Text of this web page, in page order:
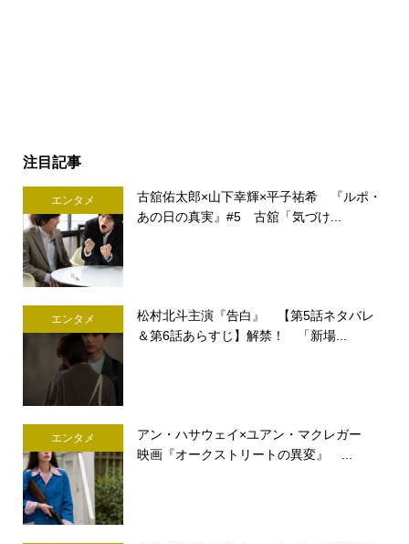
注目記事
エンタメ
古舘佑太郎×山下幸輝×平子祐希 『ルポ・
あの日の真実』#5 古舘「気づけ...
エンタメ
松村北斗主演『告白』 【第5話ネタバレ
＆第6話あらすじ】解禁！ 「新場...
エンタメ
アン・ハサウェイ×ユアン・マクレガー
映画『オークストリートの異変』 ...